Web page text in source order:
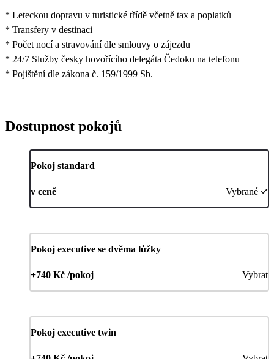
* Leteckou dopravu v turistické třídě včetně tax a poplatků
* Transfery v destinaci
* Počet nocí a stravování dle smlouvy o zájezdu
* 24/7 Služby česky hovořícího delegáta Čedoku na telefonu
* Pojištění dle zákona č. 159/1999 Sb.
Dostupnost pokojů
Pokoj standard
v ceně Vybrané
Pokoj executive se dvěma lůžky
+740 Kč /pokoj Vybrat
Pokoj executive twin